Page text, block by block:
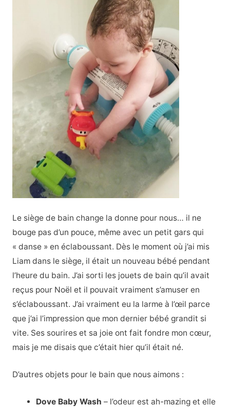
Le siège de bain change la donne pour nous… il ne
bouge pas d’un pouce, même avec un petit gars qui
« danse » en éclaboussant. Dès le moment où j’ai mis
Liam dans le siège, il était un nouveau bébé pendant
l’heure du bain. J’ai sorti les jouets de bain qu’il avait
reçus pour Noël et il pouvait vraiment s’amuser en
s’éclaboussant. J’ai vraiment eu la larme à l’œil parce
que j’ai l’impression que mon dernier bébé grandit si
vite. Ses sourires et sa joie ont fait fondre mon cœur,
mais je me disais que c’était hier qu’il était né.
D’autres objets pour le bain que nous aimons :
Dove Baby Wash – l’odeur est ah-mazing et elle